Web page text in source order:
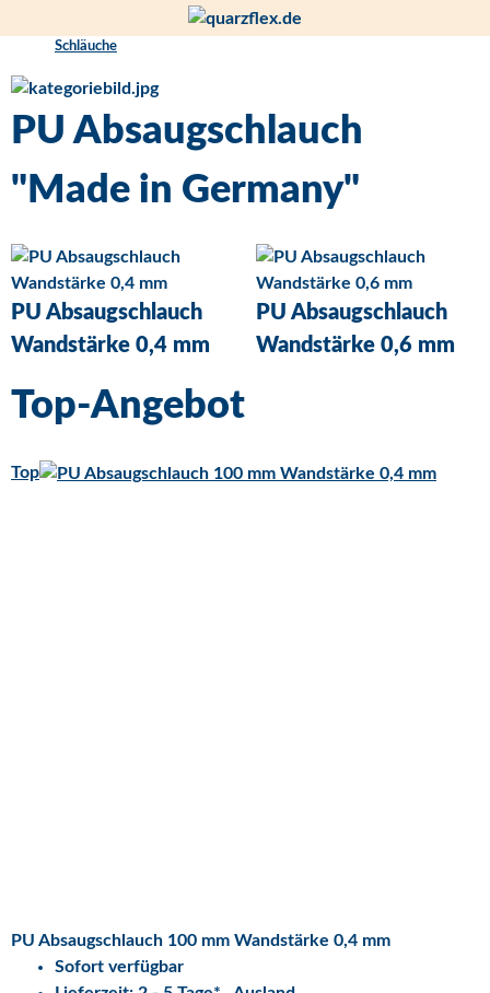
Schläuche
PU Absaugschlauch
"Made in Germany"
PU Absaugschlauch
Wandstärke 0,4 mm
PU Absaugschlauch
Wandstärke 0,6 mm
Top-Angebot
Top
PU Absaugschlauch 100 mm Wandstärke 0,4 mm
Sofort verfügbar